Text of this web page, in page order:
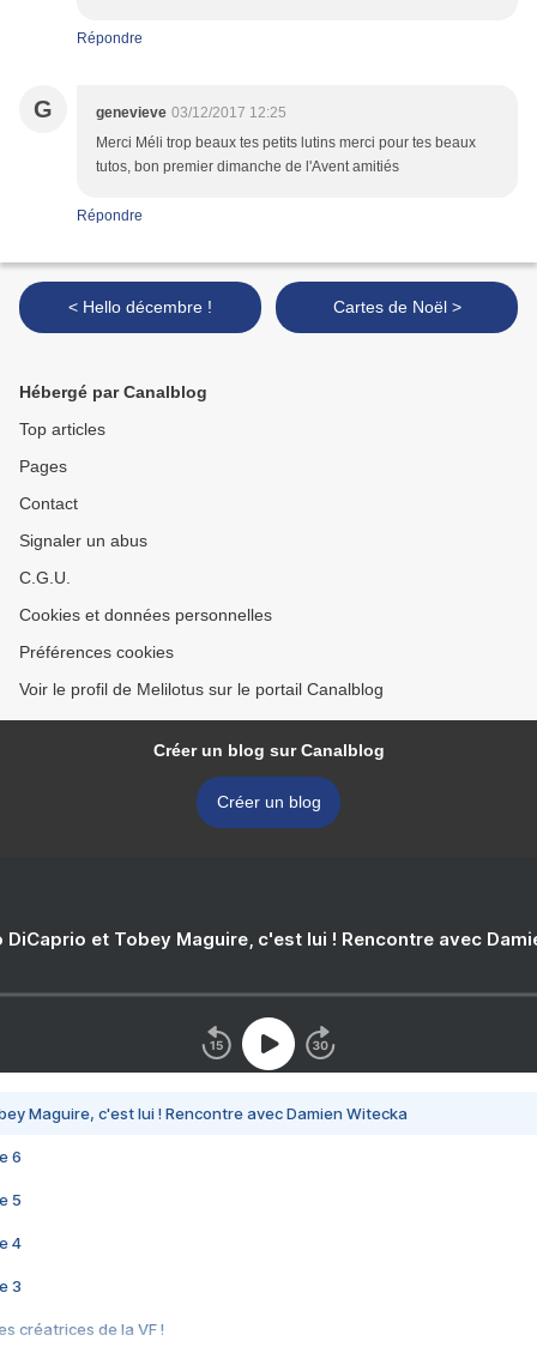
Répondre
G genevieve 03/12/2017 12:25
Merci Méli trop beaux tes petits lutins merci pour tes beaux
tutos, bon premier dimanche de l'Avent amitiés
Répondre
< Hello décembre ! Cartes de Noël >
Hébergé par Canalblog
Top articles
Pages
Contact
Signaler un abus
C.G.U.
Cookies et données personnelles
Préférences cookies
Voir le profil de Melilotus sur le portail Canalblog
Créer un blog sur Canalblog
Créer un blog
DiCaprio et Tobey Maguire, c'est lui ! Rencontre avec
Maguire, c'est lui ! Rencontre avec Damien Witecka
6
5
4
3
créatrices de la VF !